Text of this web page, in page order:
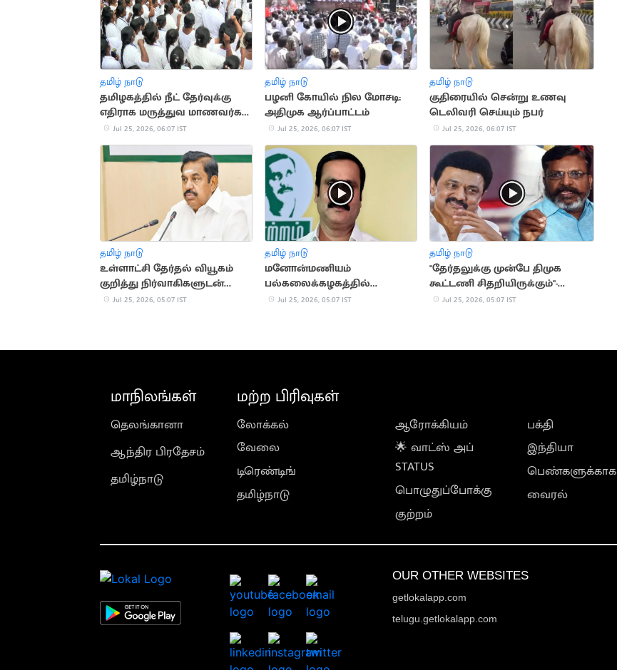
தமிழ் நாடு
தமிழகத்தில் நீட் தேர்வுக்கு
எதிராக மருத்துவ மாணவர்கள்
போராட்டம்
Jul 25, 2026, 06:07 IST
தமிழ் நாடு
பழனி கோயில் நில மோசடி:
அதிமுக ஆர்ப்பாட்டம்
Jul 25, 2026, 06:07 IST
தமிழ் நாடு
குதிரையில் சென்று உணவு
டெலிவரி செய்யும் நபர்
Jul 25, 2026, 06:07 IST
தமிழ் நாடு
உள்ளாட்சி தேர்தல் வியூகம்
குறித்து நிர்வாகிகளுடன்
இபிஎஸ் ஆலோசனை
Jul 25, 2026, 05:07 IST
தமிழ் நாடு
மனோன்மணியம்
பல்கலைக்கழகத்தில்
தமிழ்த்தாய் வாழ்த்துக்கு
Jul 25, 2026, 05:07 IST
தமிழ் நாடு
"தேர்தலுக்கு முன்பே திமுக
கூட்டணி சிதறியிருக்கும்"-
திருமாவளவன்
Jul 25, 2026, 05:07 IST
மாநிலங்கள்
தெலங்கானா
ஆந்திர பிரதேசம்
தமிழ்நாடு
மற்ற பிரிவுகள்
லோக்கல்
வேலை
டிரெண்டிங்
தமிழ்நாடு
ஆரோக்கியம்
🌟 வாட்ஸ் அப்
STATUS
பொழுதுப்போக்கு
குற்றம்
பக்தி
இந்தியா
பெண்களுக்காக
வைரல்
OUR OTHER WEBSITES
getlokalapp.com
telugu.getlokalapp.com